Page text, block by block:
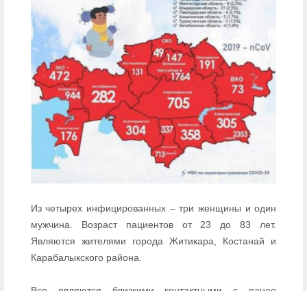
Из четырех инфицированных – три женщины и один
мужчина. Возраст пациентов от 23 до 83 лет.
Являются жителями города Житикара, Костанай и
Карабалыкского района.